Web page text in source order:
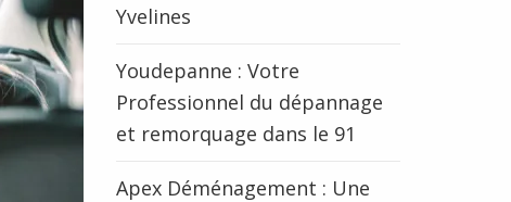
Yvelines
Youdepanne : Votre
Professionnel du dépannage
et remorquage dans le 91
Apex Déménagement : Une